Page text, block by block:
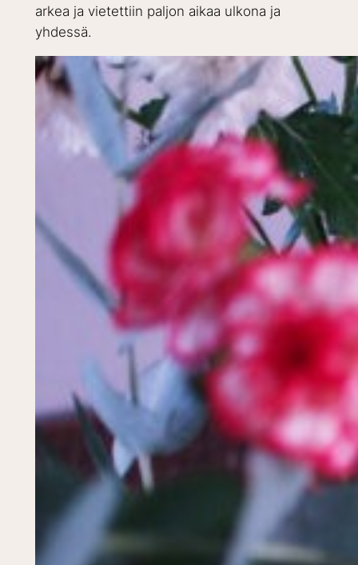
arkea ja vietettiin paljon aikaa ulkona ja
yhdessä.